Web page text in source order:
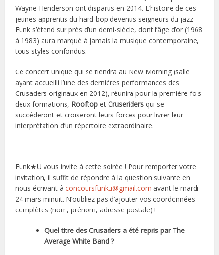
Wayne Henderson ont disparus en 2014. L’histoire de ces
jeunes apprentis du hard-bop devenus seigneurs du jazz-
Funk s’étend sur près d’un demi-siècle, dont l’âge d’or (1968
à 1983) aura marqué à jamais la musique contemporaine,
tous styles confondus.
Ce concert unique qui se tiendra au New Morning (salle
ayant accueilli l’une des dernières performances des
Crusaders originaux en 2012), réunira pour la première fois
deux formations, Rooftop etCruseriders qui se
succéderont et croiseront leurs forces pour livrer leur
interprétation d’un répertoire extraordinaire.
Funk★U vous invite à cette soirée ! Pour remporter votre
invitation, il suffit de répondre à la question suivante en
nous écrivant àconcoursfunku@gmail.com avant le mardi
24 mars minuit. N’oubliez pas d’ajouter vos coordonnées
complètes (nom, prénom, adresse postale) !
Quel titre des Crusaders a été repris par The
Average White Band ?